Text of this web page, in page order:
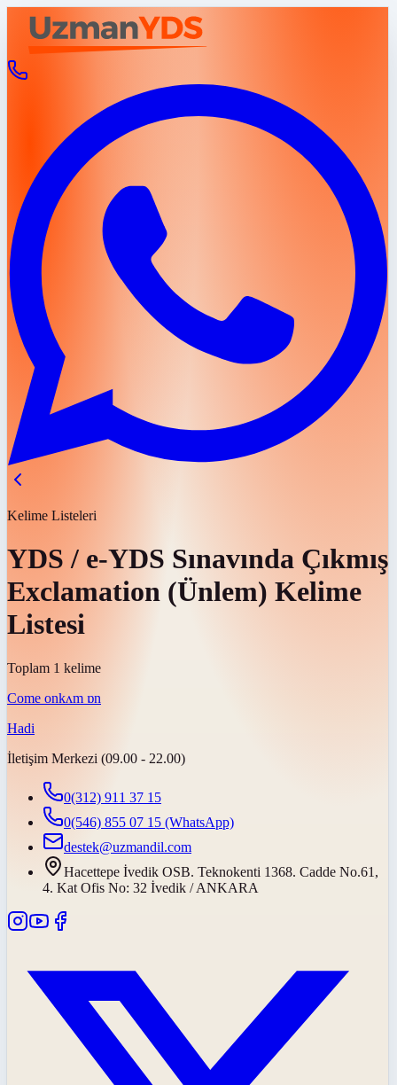
Kelime Listeleri
YDS / e-YDS Sınavında Çıkmış
Exclamation (Ünlem) Kelime
Listesi
Toplam 1 kelime
Come onkʌm ɒn
Hadi
İletişim Merkezi (09.00 - 22.00)
0(312) 911 37 15
0(546) 855 07 15 (WhatsApp)
destek@uzmandil.com
Hacettepe İvedik OSB. Teknokenti 1368. Cadde No.61,
4. Kat Ofis No: 32 İvedik / ANKARA